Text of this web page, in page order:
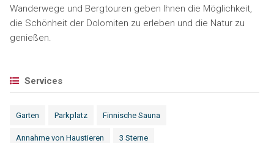
Wanderwege und Bergtouren geben Ihnen die Möglichkeit,
die Schönheit der Dolomiten zu erleben und die Natur zu
genießen.
Services
Garten Parkplatz Finnische Sauna
Annahme von Haustieren 3 Sterne